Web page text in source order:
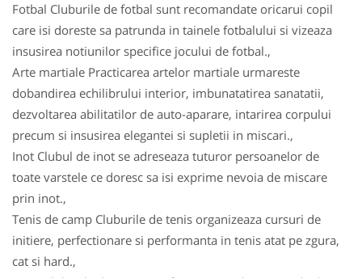
Fotbal Cluburile de fotbal sunt recomandate oricarui copil
care isi doreste sa patrunda in tainele fotbalului si vizeaza
insusirea notiunilor specifice jocului de fotbal.,
Arte martiale Practicarea artelor martiale urmareste
dobandirea echilibrului interior, imbunatatirea sanatatii,
dezvoltarea abilitatilor de auto-aparare, intarirea corpului
precum si insusirea elegantei si supletii in miscari.,
Inot Clubul de inot se adreseaza tuturor persoanelor de
toate varstele ce doresc sa isi exprime nevoia de miscare
prin inot.,
Tenis de camp Cluburile de tenis organizeaza cursuri de
initiere, perfectionare si performanta in tenis atat pe zgura,
cat si hard.,